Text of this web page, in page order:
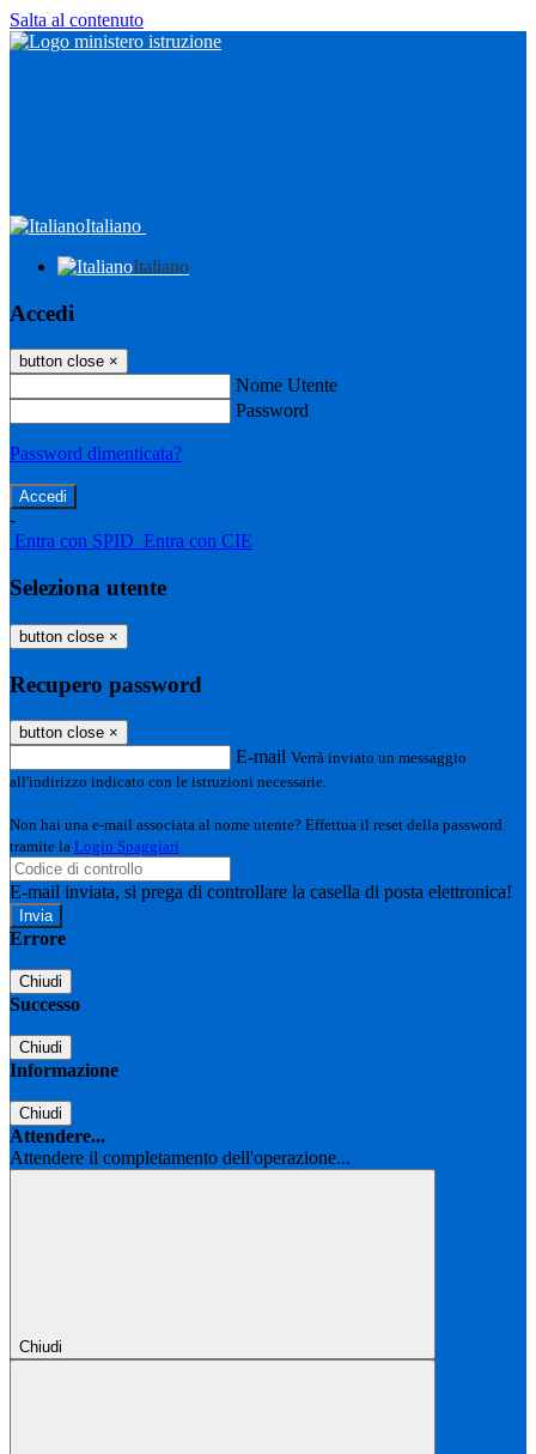
Salta al contenuto
Italiano
Italiano
Accedi
button close ×
Nome Utente
Password
Password dimenticata?
-
Entra con SPID Entra con CIE
Seleziona utente
button close ×
Recupero password
button close ×
E-mail Verrà inviato un messaggio
all'indirizzo indicato con le istruzioni necessarie.
Non hai una e-mail associata al nome utente? Effettua il reset della password
tramite la Login Spaggiari
E-mail inviata, si prega di controllare la casella di posta elettronica!
Errore
Chiudi
Successo
Chiudi
Informazione
Chiudi
Attendere...
Attendere il completamento dell'operazione...
Chiudi